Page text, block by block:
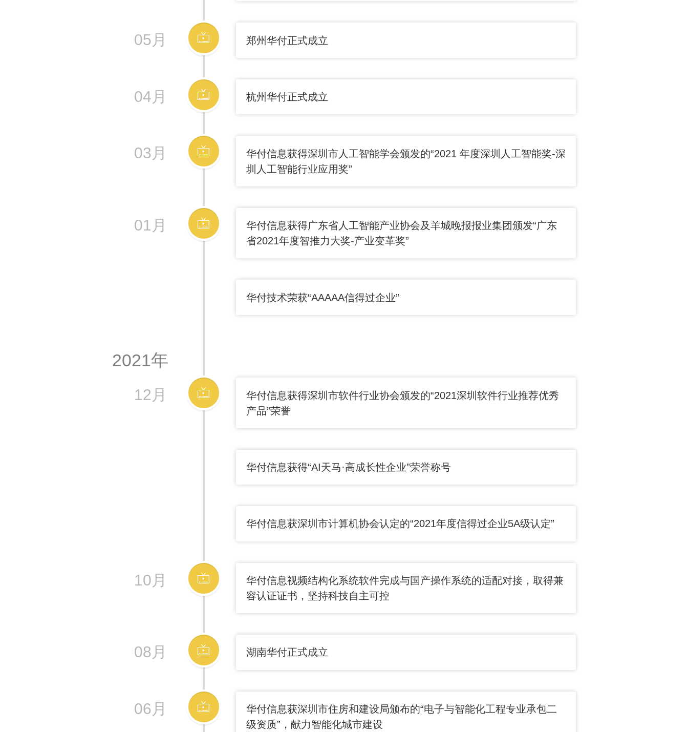
05月 郑州华付正式成立
04月 杭州华付正式成立
03月
华付信息获得深圳市人工智能学会颁发的“2021 年度深圳人工智能奖-深
圳人工智能行业应用奖”
01月
华付信息获得广东省人工智能产业协会及羊城晚报报业集团颁发“广东
省2021年度智推力大奖-产业变革奖”
华付技术荣获“AAAAA信得过企业”
2021年
12月
华付信息获得深圳市软件行业协会颁发的“2021深圳软件行业推荐优秀
产品”荣誉
华付信息获得“AI天马·高成长性企业”荣誉称号
华付信息获深圳市计算机协会认定的“2021年度信得过企业5A级认定”
10月
华付信息视频结构化系统软件完成与国产操作系统的适配对接，取得兼
容认证证书，坚持科技自主可控
08月 湖南华付正式成立
06月
华付信息获深圳市住房和建设局颁布的“电子与智能化工程专业承包二
级资质”，献力智能化城市建设